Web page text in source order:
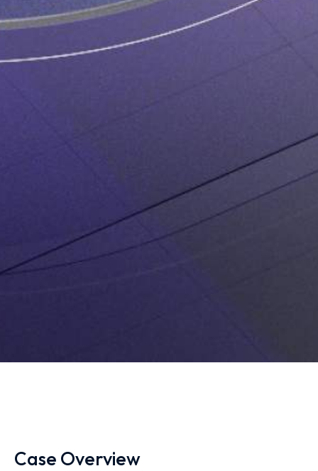
Case Overview